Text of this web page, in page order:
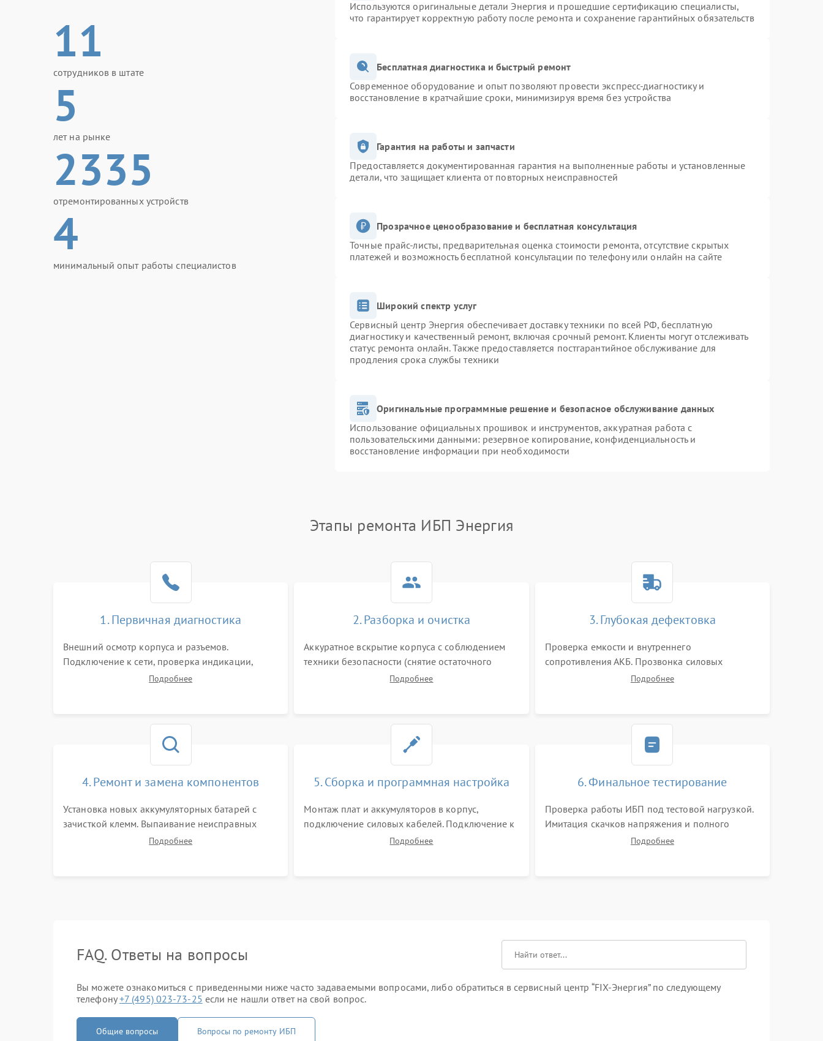
Не оставлять устройство рядом с источниками тепла.
Когда перечисленные действия не меняют ситуацию, стоит обратиться в сервисный центр Энергия.
Мастера используют специализированное оборудование и подбирают совместимые
Проведенный ремонт Энергия позволяет избежать повторного появления неисправности и
продлить срок эксплуатации ИБП. При первых изменениях в работе системы зарядки не стоит
затягивать с диагностикой, поскольку небольшая неполадка способна привести к более серьезным
последствиям.
11
сотрудников в штате
5
лет на рынке
2335
отремонтированных устройств
4
минимальный опыт работы специалистов
Используются оригинальные детали Энергия и прошедшие сертификацию специалисты,
что гарантирует корректную работу после ремонта и сохранение гарантийных обязательств
Бесплатная диагностика и быстрый ремонт
Современное оборудование и опыт позволяют провести экспресс-диагностику и
восстановление в кратчайшие сроки, минимизируя время без устройства
Гарантия на работы и запчасти
Предоставляется документированная гарантия на выполненные работы и установленные
детали, что защищает клиента от повторных неисправностей
Прозрачное ценообразование и бесплатная консультация
Точные прайс-листы, предварительная оценка стоимости ремонта, отсутствие скрытых
платежей и возможность бесплатной консультации по телефону или онлайн на сайте
Широкий спектр услуг
Сервисный центр Энергия обеспечивает доставку техники по всей РФ, бесплатную
диагностику и качественный ремонт, включая срочный ремонт. Клиенты могут отслеживать
статус ремонта онлайн. Также предоставляется постгарантийное обслуживание для
продления срока службы техники
Оригинальные программные решение и безопасное обслуживание данных
Использование официальных прошивок и инструментов, аккуратная работа с
пользовательскими данными: резервное копирование, конфиденциальность и
восстановление информации при необходимости
Этапы ремонта ИБП Энергия
1. Первичная диагностика
Внешний осмотр корпуса и разъемов.
Подключение к сети, проверка индикации,
звуковых сигналов и кодов ошибок. Измерение
Подробнее
2. Разборка и очистка
Аккуратное вскрытие корпуса с соблюдением
техники безопасности (снятие остаточного
заряда). Очистка плат, радиаторов и кулеров от
Подробнее
3. Глубокая дефектовка
Проверка емкости и внутреннего
сопротивления АКБ. Прозвонка силовых
транзисторов инвертора, диодов, реле
Подробнее
4. Ремонт и замена компонентов
Установка новых аккумуляторных батарей с
зачисткой клемм. Выпаивание неисправных
элементов инвертора или цепи зарядки и
Подробнее
5. Сборка и программная настройка
Монтаж плат и аккумуляторов в корпус,
подключение силовых кабелей. Подключение к
ПК для программной калибровки констант
Подробнее
6. Финальное тестирование
Проверка работы ИБП под тестовой нагрузкой.
Имитация скачков напряжения и полного
отключения сети. Контроль времени автономной
Подробнее
FAQ. Ответы на вопросы
Вы можете ознакомиться с приведенными ниже часто задаваемыми вопросами, либо обратиться в сервисный центр “FIX-Энергия” по следующему
телефону+7 (495) 023-73-25 если не нашли ответ на свой вопрос.
Общие вопросы Вопросы по ремонту ИБП